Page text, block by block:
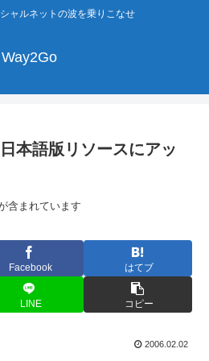
ャルネットの波を乗りこなせ
Way2Go
本語版リソースにアッ
含まれています
Facebook はてブ
LINE コピー
2006.02.02